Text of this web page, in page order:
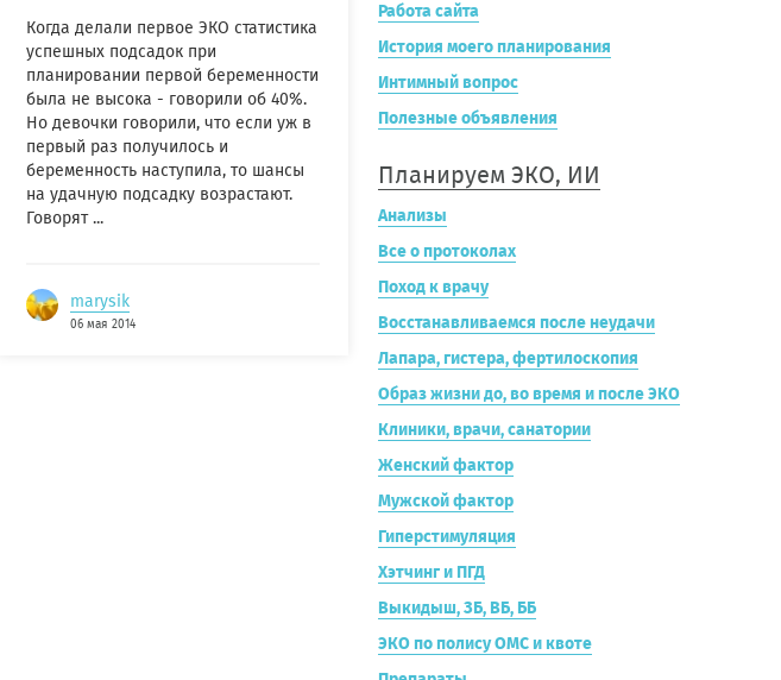
Когда делали первое ЭКО статистика
успешных подсадок при
планировании первой беременности
была не высока - говорили об 40%.
Но девочки говорили, что если уж в
первый раз получилось и
беременность наступила, то шансы
на удачную подсадку возрастают.
Говорят ...
marysik
06 мая 2014
Работа сайта
История моего планирования
Интимный вопрос
Полезные объявления
Планируем ЭКО, ИИ
Анализы
Все о протоколах
Поход к врачу
Восстанавливаемся после неудачи
Лапара, гистера, фертилоскопия
Образ жизни до, во время и после ЭКО
Клиники, врачи, санатории
Женский фактор
Мужской фактор
Гиперстимуляция
Хэтчинг и ПГД
Выкидыш, ЗБ, ВБ, ББ
ЭКО по полису ОМС и квоте